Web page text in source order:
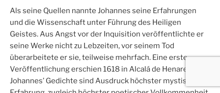
Als seine Quellen nannte Johannes seine Erfahrungen
und die Wissenschaft unter Führung des Heiligen
Geistes. Aus Angst vor der Inquisition veröffentlichte er
seine Werke nicht zu Lebzeiten, vor seinem Tod
überarbeitete er sie, teilweise mehrfach. Eine erste
Veröffentlichung erschien 1618 in Alcalá de Henares.
Johannes’ Gedichte sind Ausdruck höchster mystischer